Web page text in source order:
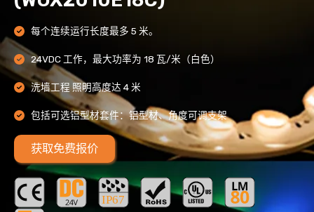
每个连续运行长度最多 5 米。
24VDC 工作，最大功率为 18 瓦/米（白色）
洗墙工程 照明高度达 4 米
包括可选铝型材套件：铝型材、角度可调支架
获取免费报价
IP67